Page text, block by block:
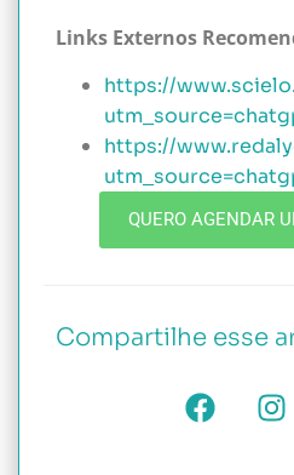
Links Externos
https://
https://
QUERO AGENDAR
Compartilhe esse